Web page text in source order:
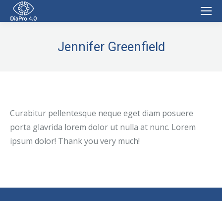
Jennifer Greenfield
Curabitur pellentesque neque eget diam posuere
porta glavrida lorem dolor ut nulla at nunc. Lorem
ipsum dolor! Thank you very much!